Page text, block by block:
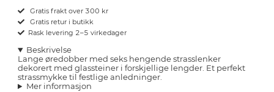
Gratis frakt over 300 kr
Gratis retur i butikk
Rask levering 2–5 virkedager
Beskrivelse
Lange øredobber med seks hengende strasslenker
dekorert med glassteiner i forskjellige lengder. Et perfekt
strassmykke til festlige anledninger.
Mer informasjon